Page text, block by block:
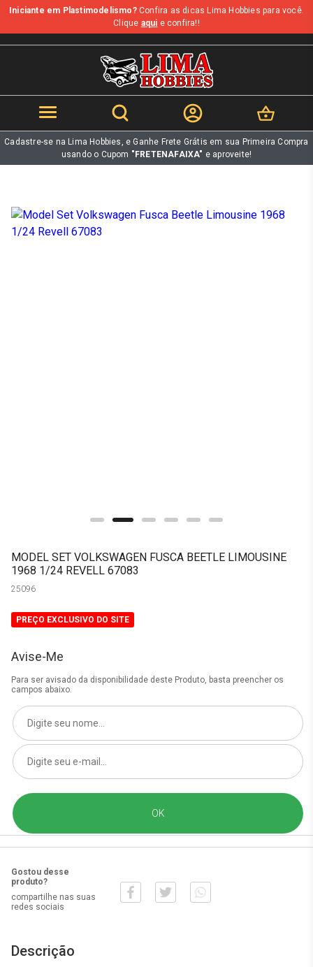
b
Iniciante em Plastimodelismo?Confira as dicas Lima Hobbies para você.
Clique aqui e confira!!
Cadastre-se na Lima Hobbies, e Ganhe Frete Grátis em sua Primeira Compra
usando o Cupom "FRETENAFAIXA" e aproveite!
MODEL SET VOLKSWAGEN FUSCA BEETLE LIMOUSINE
1968 1/24 REVELL 67083
25096
PREÇO EXCLUSIVO DO SITE
Avise-Me
Para ser avisado da disponibilidade deste Produto, basta preencher os
campos abaixo.
Gostou desse
produto?
compartilhe nas suas
redes sociais
Descrição